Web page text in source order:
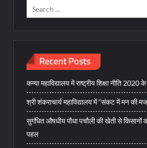
Recent Posts
कन्या महाविद्यालय में राष्ट्रीय शिक्षा नीति 2020
श्री शंकराचार्य महाविद्यालय में “संकट में मन की
सुगंधित औषधीय पौधा पचौली की खेती से किसानों
पहल